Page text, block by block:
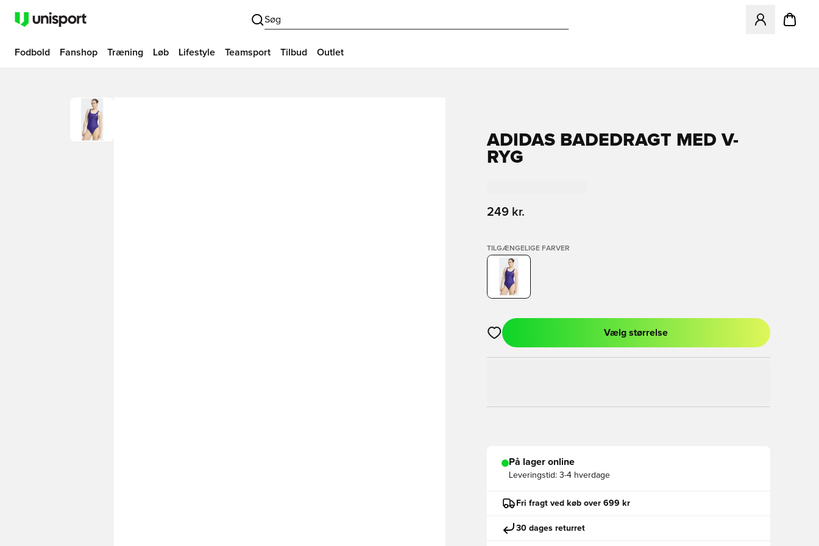
Søg
Åbner en
Fodbold Fanshop Træning Løb Lifestyle Teamsport Tilbud Outlet
ADIDAS BADEDRAGT MED V-
RYG
249 kr.
TILGÆNGELIGE FARVER
Åbner en Modal til at logge ind eller tilmelde dig som medlem
Vælg størrelse
På lager online
Leveringstid: 3-4 hverdage
Fri fragt ved køb over 699 kr
30 dages returret